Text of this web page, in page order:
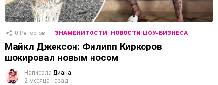
0 Репостов ЗНАМЕНИТОСТИ НОВОСТИ ШОУ-БИЗНЕСА
Майкл Джексон: Филипп Киркоров
шокировал новым носом
Написала Диана
2 месяца назад